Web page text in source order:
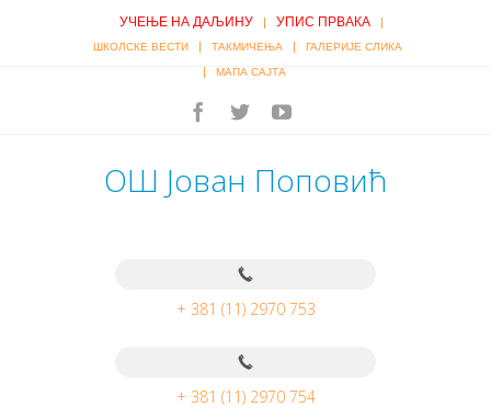
УЧЕЊЕ НА ДАЉИНУ | УПИС ПРВАКА |
ШКОЛСКЕ ВЕСТИ | ТАКМИЧЕЊА | ГАЛЕРИЈЕ СЛИКА
| МАПА САЈТА
ОШ Јован Поповић
+ 381 (11) 2970 753
+ 381 (11) 2970 754